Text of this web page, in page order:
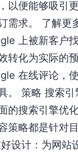
以便能够吸引
需求。 了解更
上被新客户
转化为实际的
在线评论，
。 策略 搜索引
的搜索引擎优
策略都是针对
设计：为网站